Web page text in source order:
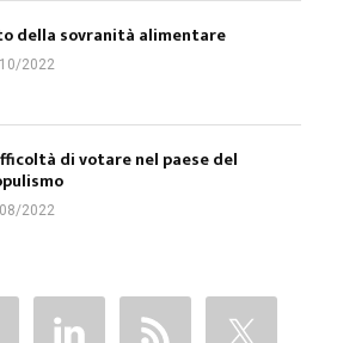
della sovranità alimentare
2022
di votare nel paese del
2022